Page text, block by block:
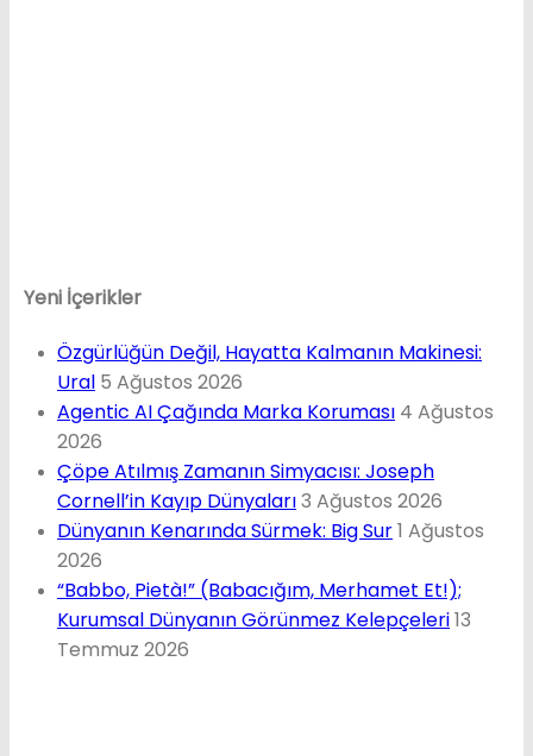
Yeni İçerikler
Özgürlüğün Değil, Hayatta Kalmanın Makinesi:
Ural 5 Ağustos 2026
Agentic AI Çağında Marka Koruması 4 Ağustos
2026
Çöpe Atılmış Zamanın Simyacısı: Joseph
Cornell’in Kayıp Dünyaları3 Ağustos 2026
Dünyanın Kenarında Sürmek: Big Sur1 Ağustos
2026
“Babbo, Pietà!” (Babacığım, Merhamet Et!);
Kurumsal Dünyanın Görünmez Kelepçeleri13
Temmuz 2026